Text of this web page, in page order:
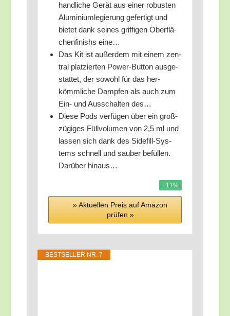
hand­li­che Gerät aus einer robus­ten
Alu­mi­ni­um­le­gie­rung gefer­tigt und
bie­tet dank sei­nes grif­fi­gen Ober­flä­
chen­fi­nishs eine…
Das Kit ist außer­dem mit einem zen­
tral plat­zier­ten Power-But­ton aus­ge­
stat­tet, der sowohl für das her­
kömm­li­che Damp­fen als auch zum
Ein- und Aus­schal­ten des…
Die­se Pods ver­fü­gen über ein groß­
zü­gi­ges Füll­vo­lu­men von 2,5 ml und
las­sen sich dank des Side­fill-Sys­
tems schnell und sau­ber befül­len.
Dar­über hinaus…
−11%
» Aktu­el­len Preis auf Ama­zon
prü­fen »
BEST­SEL­LER NR. 7